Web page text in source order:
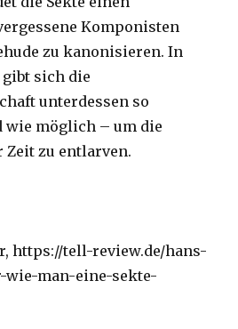
Komponisten
zu kanonisieren. In
sich die
unterdessen so
möglich – um die
zu entlarven.
https://tell-review.de/hans-
wie-man-eine-sekte-